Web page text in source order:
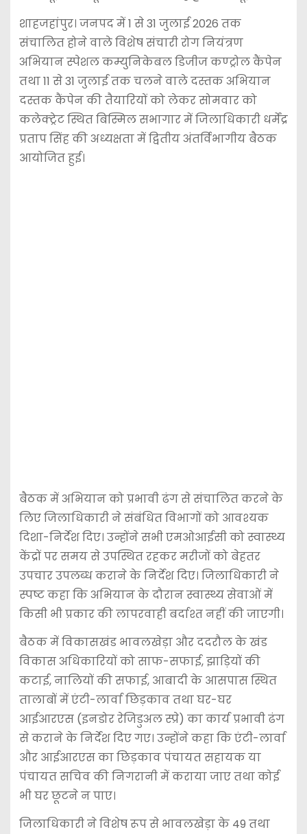
शाहजहांपुर। जनपद में 1 से 31 जुलाई 2026 तक
संचालित होने वाले विशेष संचारी रोग नियंत्रण
अभियान स्पेशल कम्युनिकेबल डिजीज कण्ट्रोल कैंपेन
तथा 11 से 31 जुलाई तक चलने वाले दस्तक अभियान
दस्तक कैंपेन की तैयारियों को लेकर सोमवार को
कलेक्ट्रेट स्थित बिस्मिल सभागार में जिलाधिकारी धर्मेंद्र
प्रताप सिंह की अध्यक्षता में द्वितीय अंतर्विभागीय बैठक
आयोजित हुई।
बैठक में अभियान को प्रभावी ढंग से संचालित करने के
लिए जिलाधिकारी ने संबंधित विभागों को आवश्यक
दिशा-निर्देश दिए। उन्होंने सभी एमओआईसी को स्वास्थ्य
केंद्रों पर समय से उपस्थित रहकर मरीजों को बेहतर
उपचार उपलब्ध कराने के निर्देश दिए। जिलाधिकारी ने
स्पष्ट कहा कि अभियान के दौरान स्वास्थ्य सेवाओं में
किसी भी प्रकार की लापरवाही बर्दाश्त नहीं की जाएगी।
बैठक में विकासखंड भावलखेड़ा और ददरौल के खंड
विकास अधिकारियों को साफ-सफाई, झाड़ियों की
कटाई, नालियों की सफाई, आबादी के आसपास स्थित
तालाबों में एंटी-लार्वा छिड़काव तथा घर-घर
आईआरएस (इनडोर रेजिडुअल स्प्रे) का कार्य प्रभावी ढंग
से कराने के निर्देश दिए गए। उन्होंने कहा कि एंटी-लार्वा
और आईआरएस का छिड़काव पंचायत सहायक या
पंचायत सचिव की निगरानी में कराया जाए तथा कोई
भी घर छूटने न पाए।
जिलाधिकारी ने विशेष रूप से भावलखेड़ा के 49 तथा